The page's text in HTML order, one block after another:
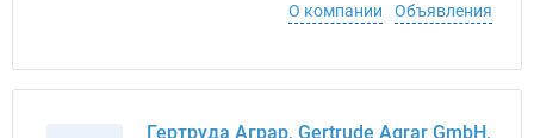
О компании
Объявления
Гертруда Аграр, Gertrude Agrar GmbH,